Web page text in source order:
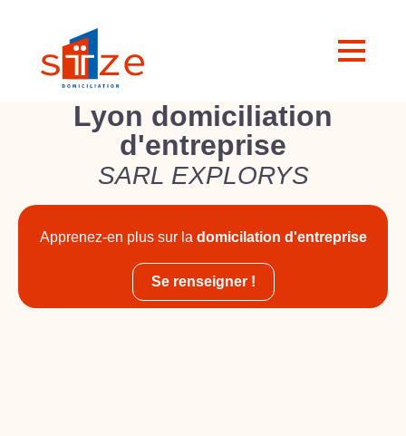
Lyon domiciliation
d'entreprise
SARL EXPLORYS
Apprenez-en plus sur la domicilation d'entreprise
Se renseigner !